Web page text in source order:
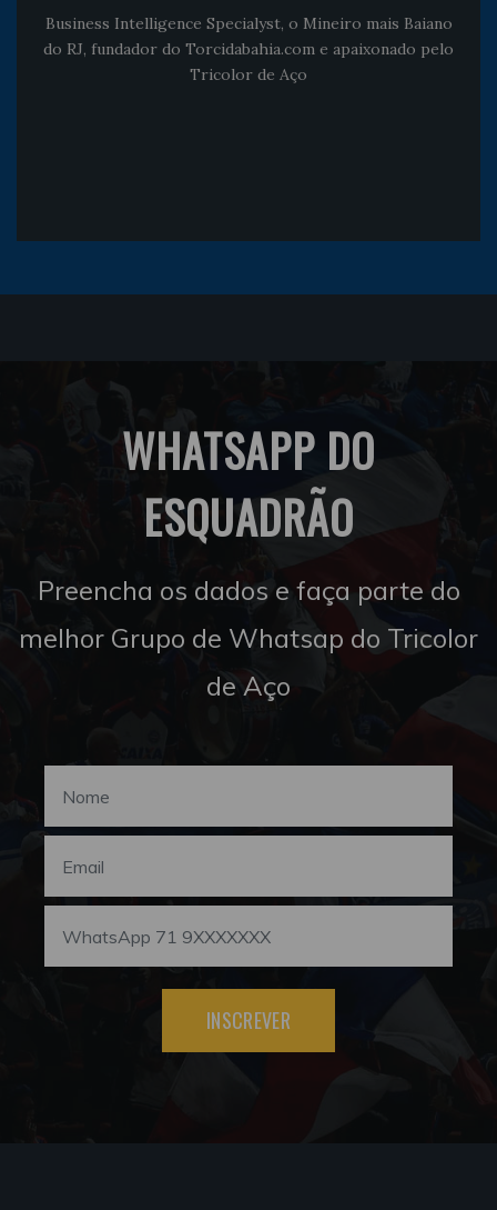
Business Intelligence Specialyst, o Mineiro mais Baiano
do RJ, fundador do Torcidabahia.com e apaixonado pelo
Tricolor de Aço
WHATSAPP DO
ESQUADRÃO
Preencha os dados e faça parte do
melhor Grupo de Whatsap do Tricolor
de Aço
INSCREVER